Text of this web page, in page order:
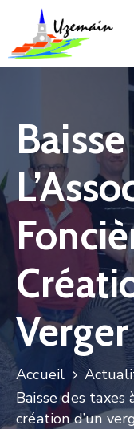
Actualités
Votre
Commune
Votre
Mairie
Services
Vie
Locale
Enfance
Verger
Accueil
Baisse des taxes
création d’un